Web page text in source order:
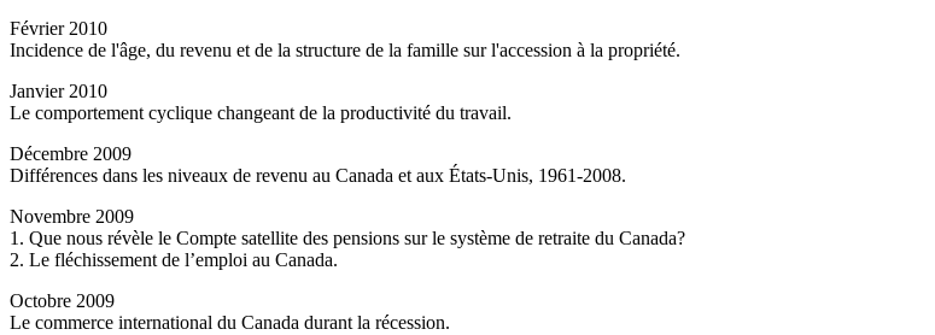
Février 2010
Incidence de l'âge, du revenu et de la structure de la famille sur l'accession à la propriété.
Janvier 2010
Le comportement cyclique changeant de la productivité du travail.
Décembre 2009
Différences dans les niveaux de revenu au Canada et aux États-Unis, 1961-2008.
Novembre 2009
1. Que nous révèle le Compte satellite des pensions sur le système de retraite du Canada?
2. Le fléchissement de l’emploi au Canada.
Octobre 2009
Le commerce international du Canada durant la récession.